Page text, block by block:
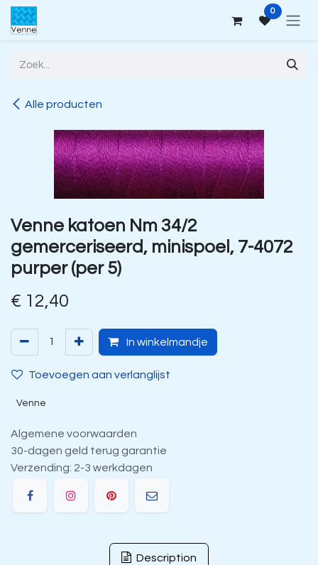
Overslaan naar inhoud 0
Alle producten
Venne katoen Nm 34/2
gemerceriseerd, minispoel, 7-4072
purper (per 5)
€ 12,40
In winkelmandje
Toevoegen aan verlanglijst
Venne
Algemene voorwaarden
30-dagen geld terug garantie
Verzending: 2-3 werkdagen
Description